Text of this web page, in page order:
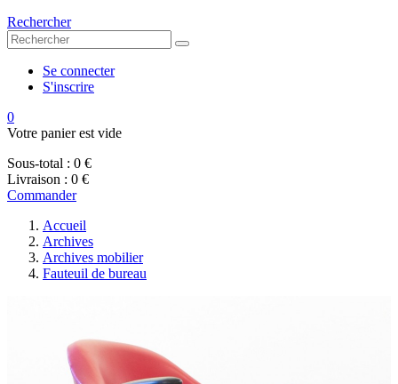
Rechercher
Se connecter
S'inscrire
0
Votre panier est vide
Sous-total : 0 €
Livraison : 0 €
Commander
Accueil
Archives
Archives mobilier
Fauteuil de bureau